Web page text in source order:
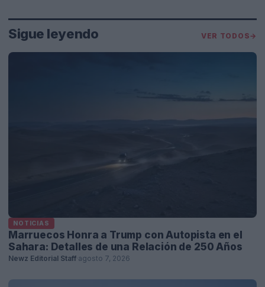
Sigue leyendo VER TODOS→
NOTICIAS
Marruecos Honra a Trump con Autopista en el
Sahara: Detalles de una Relación de 250 Años
Newz Editorial Staff agosto 7, 2026